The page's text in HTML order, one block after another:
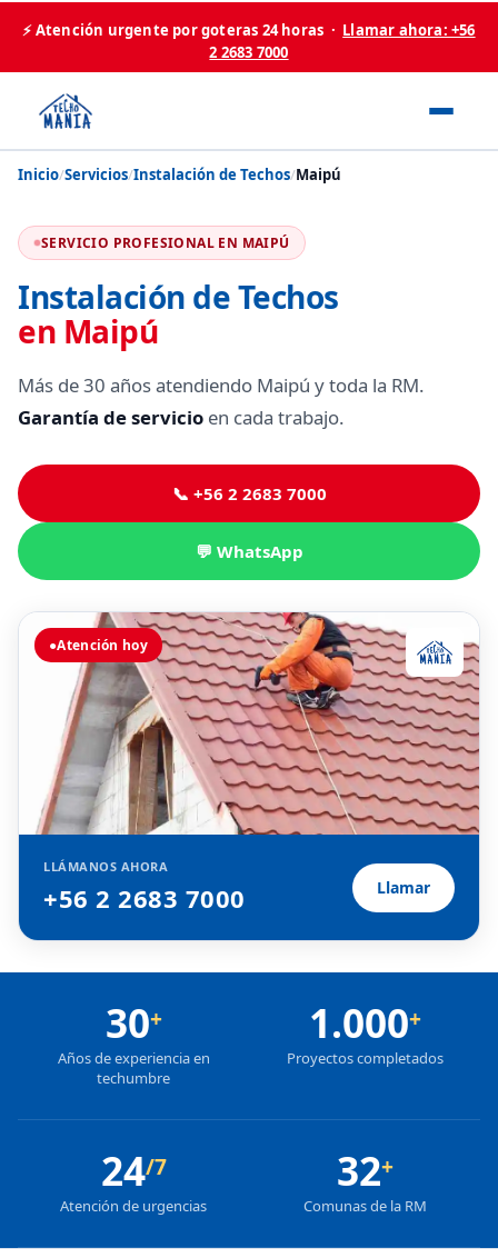
⚡ Atención urgente por goteras 24 horas · Llamar ahora: +56
2 2683 7000
Inicio/Servicios/Instalación de Techos/Maipú
SERVICIO PROFESIONAL EN MAIPÚ
Instalación de Techos
en Maipú
Más de 30 años atendiendo Maipú y toda la RM.
Garantía de servicio en cada trabajo.
📞 +56 2 2683 7000
💬 WhatsApp
●Atención hoy
LLÁMANOS AHORA
+56 2 2683 7000 Llamar
30+
Años de experiencia en
techumbre
1.000+
Proyectos completados
24/7
Atención de urgencias
32+
Comunas de la RM